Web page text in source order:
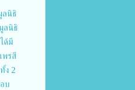
ลนิธิ
ลนิธิ
ด้มี
พรสี
ง 2
บ